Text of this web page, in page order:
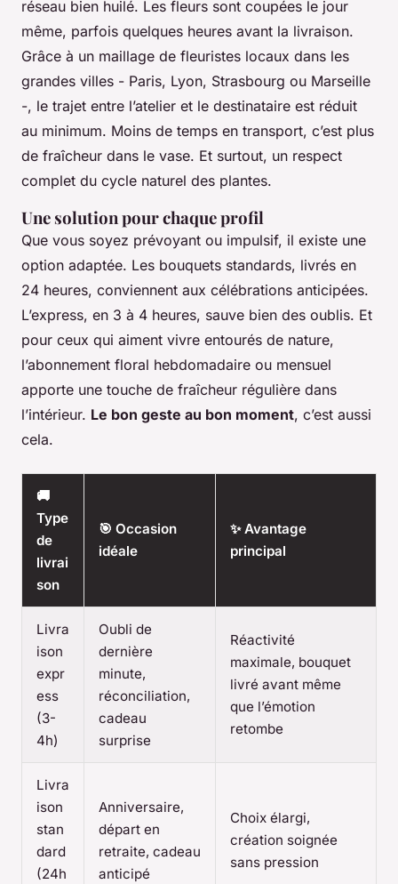
réseau bien huilé. Les fleurs sont coupées le jour
même, parfois quelques heures avant la livraison.
Grâce à un maillage de fleuristes locaux dans les
grandes villes - Paris, Lyon, Strasbourg ou Marseille
-, le trajet entre l’atelier et le destinataire est réduit
au minimum. Moins de temps en transport, c’est plus
de fraîcheur dans le vase. Et surtout, un respect
complet du cycle naturel des plantes.
Une solution pour chaque profil
Que vous soyez prévoyant ou impulsif, il existe une
option adaptée. Les bouquets standards, livrés en
24 heures, conviennent aux célébrations anticipées.
L’express, en 3 à 4 heures, sauve bien des oublis. Et
pour ceux qui aiment vivre entourés de nature,
l’abonnement floral hebdomadaire ou mensuel
apporte une touche de fraîcheur régulière dans
l’intérieur. Le bon geste au bon moment, c’est aussi
cela.
🚚
Type
de
livrai
son
🎯 Occasion
idéale
✨ Avantage
principal
Livra
ison
expr
ess
(3-
4h)
Oubli de
dernière
minute,
réconciliation,
cadeau
surprise
Réactivité
maximale, bouquet
livré avant même
que l’émotion
retombe
Livra
ison
stan
dard
(24h
Anniversaire,
départ en
retraite, cadeau
anticipé
Choix élargi,
création soignée
sans pression